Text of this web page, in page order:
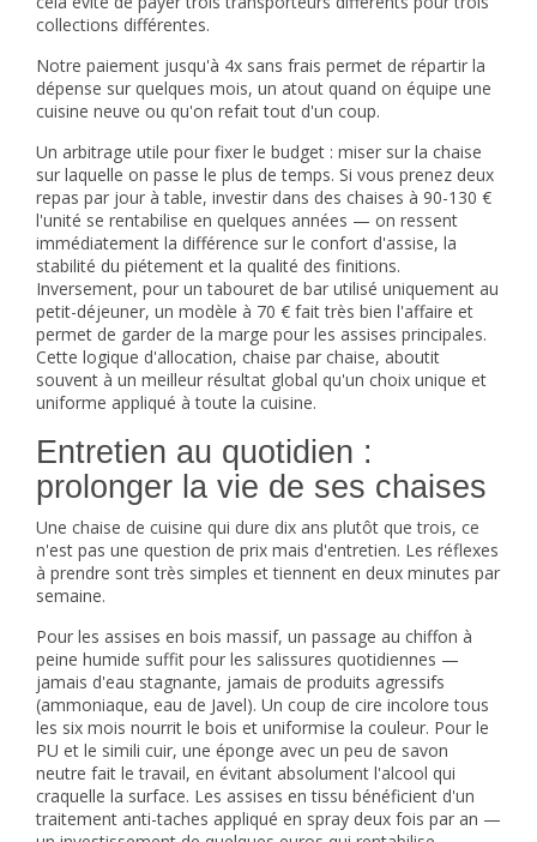
collections différentes.
Notre paiement jusqu'à 4x sans frais permet de répartir la
dépense sur quelques mois, un atout quand on équipe une
cuisine neuve ou qu'on refait tout d'un coup.
Un arbitrage utile pour fixer le budget : miser sur la chaise
sur laquelle on passe le plus de temps. Si vous prenez deux
repas par jour à table, investir dans des chaises à 90-130 €
l'unité se rentabilise en quelques années — on ressent
immédiatement la différence sur le confort d'assise, la
stabilité du piétement et la qualité des finitions.
Inversement, pour un tabouret de bar utilisé uniquement au
petit-déjeuner, un modèle à 70 € fait très bien l'affaire et
permet de garder de la marge pour les assises principales.
Cette logique d'allocation, chaise par chaise, aboutit
souvent à un meilleur résultat global qu'un choix unique et
uniforme appliqué à toute la cuisine.
Entretien au quotidien :
prolonger la vie de ses chaises
Une chaise de cuisine qui dure dix ans plutôt que trois, ce
n'est pas une question de prix mais d'entretien. Les réflexes
à prendre sont très simples et tiennent en deux minutes par
semaine.
Pour les assises en bois massif, un passage au chiffon à
peine humide suffit pour les salissures quotidiennes —
jamais d'eau stagnante, jamais de produits agressifs
(ammoniaque, eau de Javel). Un coup de cire incolore tous
les six mois nourrit le bois et uniformise la couleur. Pour le
PU et le simili cuir, une éponge avec un peu de savon
neutre fait le travail, en évitant absolument l'alcool qui
craquelle la surface. Les assises en tissu bénéficient d'un
traitement anti-taches appliqué en spray deux fois par an —